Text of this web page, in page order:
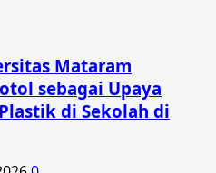
Mataram
sebagai Upaya
di Sekolah di